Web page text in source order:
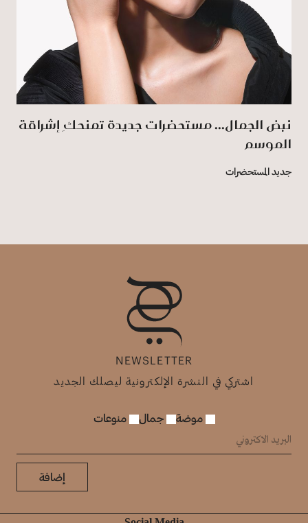
نبض الجمال... مستحضرات جديدة تمنحكِ إشراقة
الموسم
جديد المستحضرات
NEWSLETTER
اشتركي في النشرة الإلكترونية ليصلك الجديد
موضة جمال منوعات
إضافة